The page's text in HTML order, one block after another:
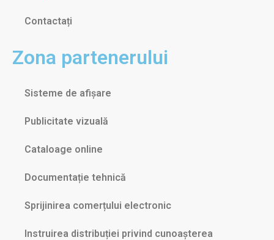
Contactați
Zona partenerului
Sisteme de afișare
Publicitate vizuală
Cataloage online
Documentație tehnică
Sprijinirea comerțului electronic
Instruirea distribuției privind cunoașterea